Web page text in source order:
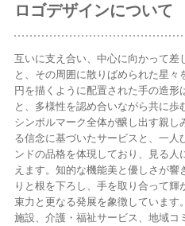
ロゴデザインについて
互いに支え合い、中心に向かって差
と、その周囲に散りばめられた星々
円を描くように配置された手の造
と、多様性を認め合いながら共に歩
シンボルマーク全体が醸し出す親し
る信念に基づいたサービスと、一人
ンドの品格を体現しており、見る
えます。知的な機能美と優しさが
りと根を下ろし、手を取り合って
束力と更なる発展を象徴していま
施設、介護・福祉サービス、地域コ